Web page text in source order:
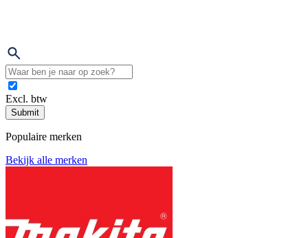
Excl. btw
Submit
Populaire merken
Bekijk alle merken